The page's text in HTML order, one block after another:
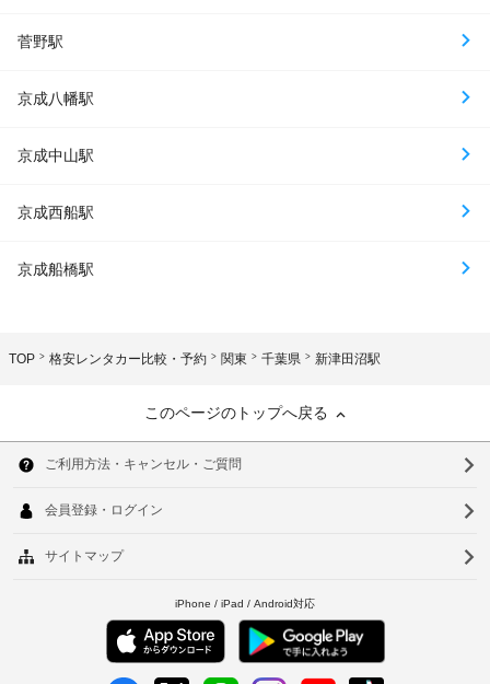
菅野駅
京成八幡駅
京成中山駅
京成西船駅
京成船橋駅
TOP 格安レンタカー比較・予約 関東 千葉県 新津田沼駅
このページのトップへ戻る